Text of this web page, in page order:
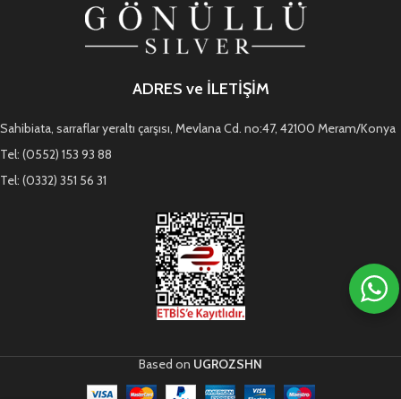
ADRES ve İLETİŞİM
Sahibiata, sarraflar yeraltı çarşısı, Mevlana Cd. no:47, 42100 Meram/Konya
Tel: (0552) 153 93 88
Tel: (0332) 351 56 31
Based on UGROZSHN